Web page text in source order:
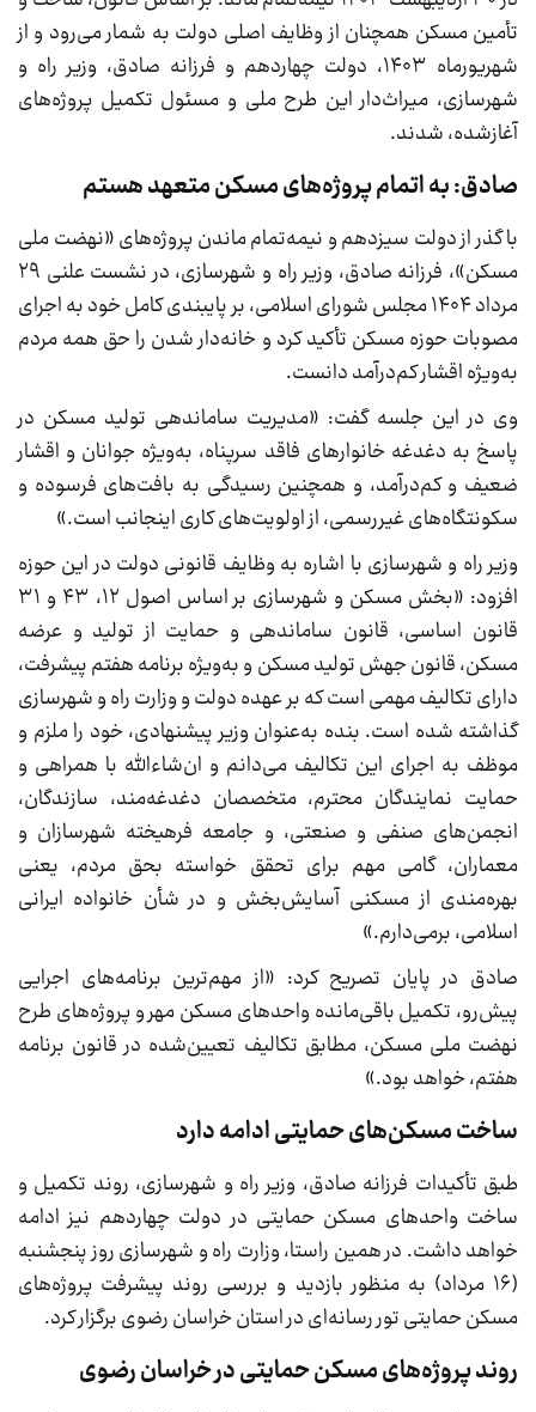
تأمین مسکن همچنان از وظایف اصلی دولت به شمار می‌رود و از
شهریورماه ۱۴۰۳، دولت چهاردهم و فرزانه صادق، وزیر راه و
شهرسازی، میراث‌دار این طرح ملی و مسئول تکمیل پروژه‌های
آغازشده، شدند.
صادق: به اتمام پروژه‌های مسکن متعهد هستم
با گذر از دولت سیزدهم و نیمه‌تمام ماندن پروژه‌های «نهضت ملی
مسکن»، فرزانه صادق، وزیر راه و شهرسازی، در نشست علنی ۲۹
مرداد ۱۴۰۴ مجلس شورای اسلامی، بر پایبندی کامل خود به اجرای
مصوبات حوزه مسکن تأکید کرد و خانه‌دار شدن را حق همه مردم
به‌ویژه اقشار کم‌درآمد دانست.
وی در این جلسه گفت: «مدیریت ساماندهی تولید مسکن در
پاسخ به دغدغه خانوارهای فاقد سرپناه، به‌ویژه جوانان و اقشار
ضعیف و کم‌درآمد، و همچنین رسیدگی به بافت‌های فرسوده و
سکونتگاه‌های غیررسمی، از اولویت‌های کاری اینجانب است.»
وزیر راه و شهرسازی با اشاره به وظایف قانونی دولت در این حوزه
افزود: «بخش مسکن و شهرسازی بر اساس اصول ۱۲، ۴۳ و ۳۱
قانون اساسی، قانون ساماندهی و حمایت از تولید و عرضه
مسکن، قانون جهش تولید مسکن و به‌ویژه برنامه هفتم پیشرفت،
دارای تکالیف مهمی است که بر عهده دولت و وزارت راه و شهرسازی
گذاشته شده است. بنده به‌عنوان وزیر پیشنهادی، خود را ملزم و
موظف به اجرای این تکالیف می‌دانم و ان‌شاءالله با همراهی و
حمایت نمایندگان محترم، متخصصان دغدغه‌مند، سازندگان،
انجمن‌های صنفی و صنعتی، و جامعه فرهیخته شهرسازان و
معماران، گامی مهم برای تحقق خواسته بحق مردم، یعنی
بهره‌مندی از مسکنی آسایش‌بخش و در شأن خانواده ایرانی
اسلامی، برمی‌دارم.»
صادق در پایان تصریح کرد: «از مهم‌ترین برنامه‌های اجرایی
پیش‌رو، تکمیل باقی‌مانده واحدهای مسکن مهر و پروژه‌های طرح
نهضت ملی مسکن، مطابق تکالیف تعیین‌شده در قانون برنامه
هفتم، خواهد بود.»
ساخت مسکن‌های حمایتی ادامه دارد
طبق تأکیدات فرزانه صادق، وزیر راه و شهرسازی، روند تکمیل و
ساخت واحدهای مسکن حمایتی در دولت چهاردهم نیز ادامه
خواهد داشت. در همین راستا، وزارت راه و شهرسازی روز پنجشنبه
(۱۶ مرداد) به منظور بازدید و بررسی روند پیشرفت پروژه‌های
مسکن حمایتی تور رسانه‌ای در استان خراسان رضوی برگزار کرد.
روند پروژه‌های مسکن حمایتی در خراسان رضوی